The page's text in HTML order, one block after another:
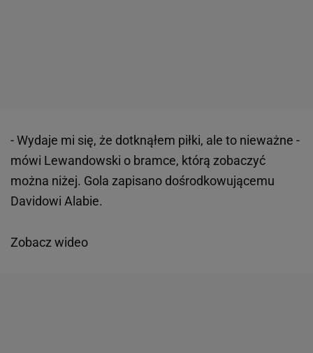
- Wydaje mi się, że dotknąłem piłki, ale to nieważne -
mówi Lewandowski o bramce, którą zobaczyć
można niżej. Gola zapisano dośrodkowującemu
Davidowi Alabie.
Zobacz wideo